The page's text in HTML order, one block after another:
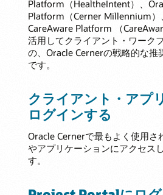
Platform（HealtheIntent）、
Platform（Cerner Millennium）
CareAware Platform （
活用してクライアント・ワーク
の、Oracle Cernerの戦略的な推
です。
クライアント・アプ
ログインする
Oracle Cernerで最もよく使用さ
やアプリケーションにアクセス
す。